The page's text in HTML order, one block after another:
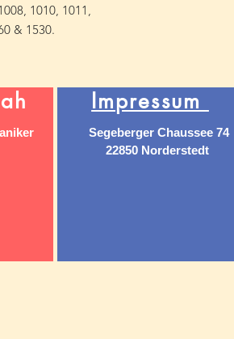
1010, 1011,
& 1530.
Impressum
Segeberger Chaussee 74
22850 Norderstedt